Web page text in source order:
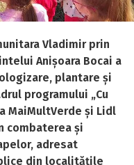
Vladimir prin
Anișoara Bocai a
plantare și
programului „Cu
MaiMultVerde și Lidl
combaterea și
adresat
din localitățile